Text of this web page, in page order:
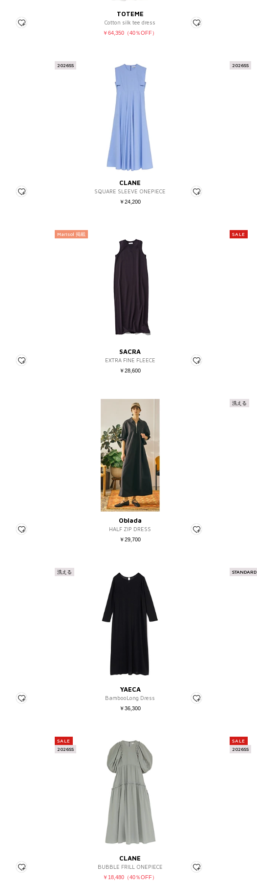
TOTEME
Cotton silk tee dress
￥64,350（40％OFF）
CLANE
SQUARE SLEEVE ONEPIECE
￥24,200
2026SS 2026SS
SACRA
EXTRA FINE FLEECE
￥28,600
Marisol 掲載 SALE
Oblada
HALF ZIP DRESS
￥29,700
洗える
YAECA
BambooLong Dress
￥36,300
洗える STANDARD
CLANE
BUBBLE FRILL ONEPIECE
￥18,480（40％OFF）
SALE
2026SS
SALE
2026SS